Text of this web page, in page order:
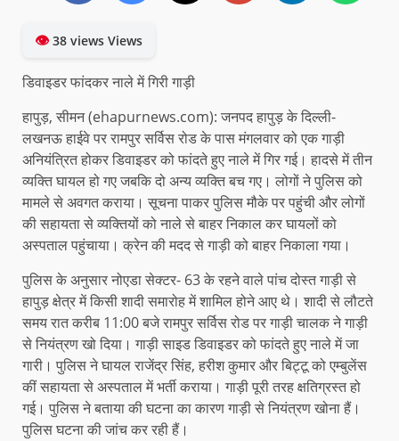
👁38 views Views
डिवाइडर फांदकर नाले में गिरी गाड़ी
हापुड़, सीमन (ehapurnews.com): जनपद हापुड़ के दिल्ली-
लखनऊ हाईवे पर रामपुर सर्विस रोड के पास मंगलवार को एक गाड़ी
अनियंत्रित होकर डिवाइडर को फांदते हुए नाले में गिर गई। हादसे में तीन
व्यक्ति घायल हो गए जबकि दो अन्य व्यक्ति बच गए। लोगों ने पुलिस को
मामले से अवगत कराया। सूचना पाकर पुलिस मौके पर पहुंची और लोगों
की सहायता से व्यक्तियों को नाले से बाहर निकाल कर घायलों को
अस्पताल पहुंचाया। क्रेन की मदद से गाड़ी को बाहर निकाला गया।
पुलिस के अनुसार नोएडा सेक्टर- 63 के रहने वाले पांच दोस्त गाड़ी से
हापुड़ क्षेत्र में किसी शादी समारोह में शामिल होने आए थे। शादी से लौटते
समय रात करीब 11:00 बजे रामपुर सर्विस रोड पर गाड़ी चालक ने गाड़ी
से नियंत्रण खो दिया। गाड़ी साइड डिवाइडर को फांदते हुए नाले में जा
गारी। पुलिस ने घायल राजेंद्र सिंह, हरीश कुमार और बिट्टू को एम्बुलेंस
कीं सहायता से अस्पताल में भर्ती कराया। गाड़ी पूरी तरह क्षतिग्रस्त हो
गई। पुलिस ने बताया की घटना का कारण गाड़ी से नियंत्रण खोना हैं।
पुलिस घटना की जांच कर रही हैं।